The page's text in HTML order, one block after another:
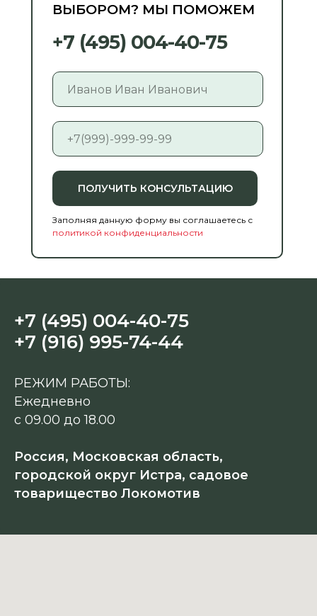
ПОЛУЧИТЬ КОНСУЛЬТАЦИЮ
ВЫБОРОМ? МЫ ПОМОЖЕМ
Заполняя данную форму вы соглашаетесь с
политикой конфиденциальности
+7 (495) 004-40-75
+7 (495) 004-40-75
+7 (916) 995-74-44
РЕЖИМ РАБОТЫ:
Ежедневно
с 09.00 до 18.00
Россия, Московская область,
городской округ Истра, садовое
товарищество Локомотив